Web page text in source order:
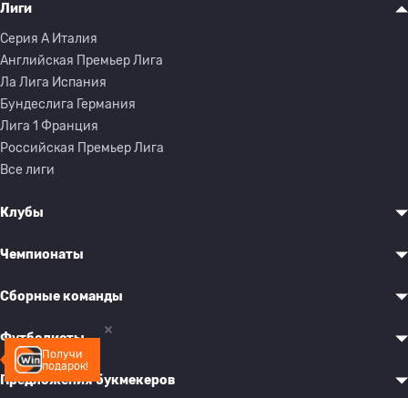
Получи
подарок!
Лиги
Серия A Италия
Английская Премьер Лига
Ла Лига Испания
Бундеслига Германия
Лига 1 Франция
Российская Премьер Лига
Все лиги
Клубы
Чемпионаты
Сборные команды
Футболисты
Предложения букмекеров